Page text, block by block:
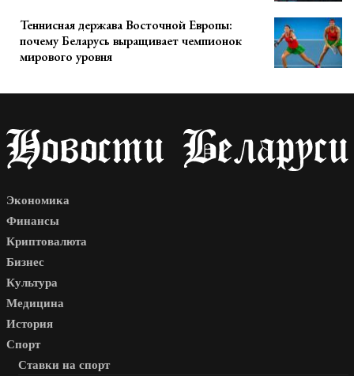
Теннисная держава Восточной Европы:
почему Беларусь выращивает чемпионок
мирового уровня
Экономика
Финансы
Криптовалюта
Бизнес
Культура
Медицина
История
Спорт
Ставки на спорт